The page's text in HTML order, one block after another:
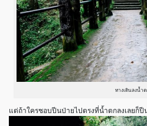
ทางเดินลงน้ำ
แต่ถ้าใครชอบปีนป่ายไปตรงที่น้ำตกลงเลยก็